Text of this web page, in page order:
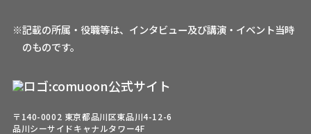
※記載の所属・役職等は、インタビュー及び講演・イベント当時
のものです。
〒140-0002 東京都品川区東品川4-12-6
品川シーサイドキャナルタワー4F